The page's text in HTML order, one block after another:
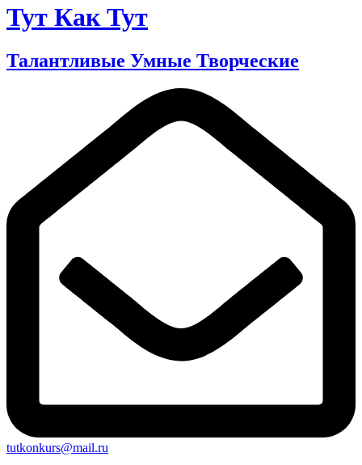
Тут Как Тут
Талантливые Умные Творческие
tutkonkurs@mail.ru